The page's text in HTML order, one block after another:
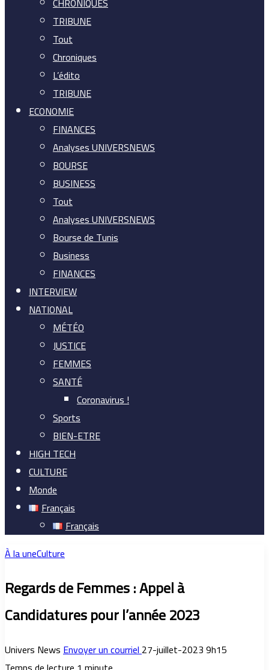
TRIBUNE
Tout
Chroniques
L’édito
TRIBUNE
ECONOMIE
FINANCES
Analyses UNIVERSNEWS
BOURSE
BUSINESS
Tout
Analyses UNIVERSNEWS
Bourse de Tunis
Business
FINANCES
INTERVIEW
NATIONAL
MÉTÉO
JUSTICE
FEMMES
SANTÉ
Coronavirus !
Sports
BIEN-ETRE
HIGH TECH
CULTURE
Monde
Français
Français
À la uneCulture
Regards de Femmes : Appel à
Candidatures pour l’année 2023
Univers NewsEnvoyer un courriel27-juillet-2023 9h15